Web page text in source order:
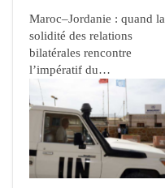
Maroc–Jordanie : quand la
solidité des relations
bilatérales rencontre
l’impératif du…